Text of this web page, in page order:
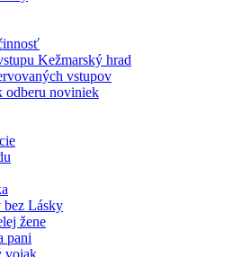
Kežmarský hrad
vstupov
odberu noviniek
bez Lásky
žene
pani
vojak